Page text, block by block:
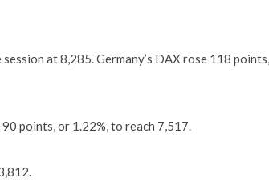
at 8,285. Germany’s DAX rose 118
points, or 1.22%, to reach 7,517.